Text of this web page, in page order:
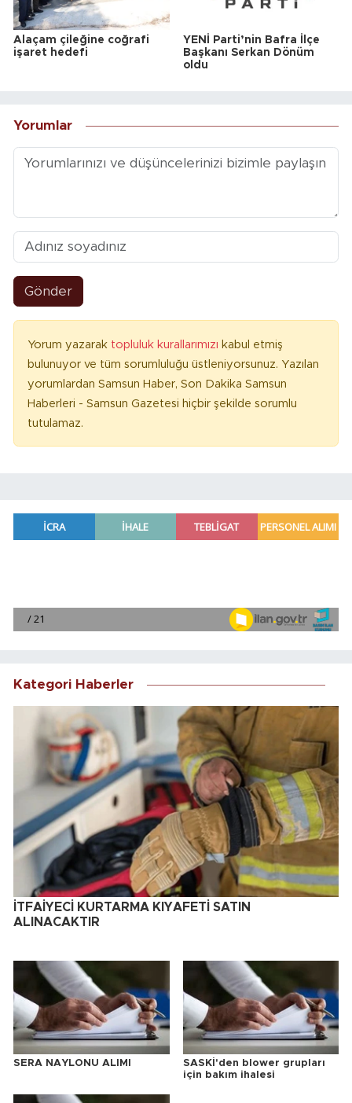
Alaçam çileğine coğrafi
işaret hedefi
YENİ Parti’nin Bafra İlçe
Başkanı Serkan Dönüm
oldu
Yorumlar
Gönder
Yorum yazarak topluluk kurallarımızı kabul etmiş
bulunuyor ve tüm sorumluluğu üstleniyorsunuz. Yazılan
yorumlardan Samsun Haber, Son Dakika Samsun
Haberleri - Samsun Gazetesi hiçbir şekilde sorumlu
tutulamaz.
Kategori Haberler
İTFAİYECİ KURTARMA KIYAFETİ SATIN
ALINACAKTIR
SERA NAYLONU ALIMI
SASKİ'den blower grupları
için bakım ihalesi